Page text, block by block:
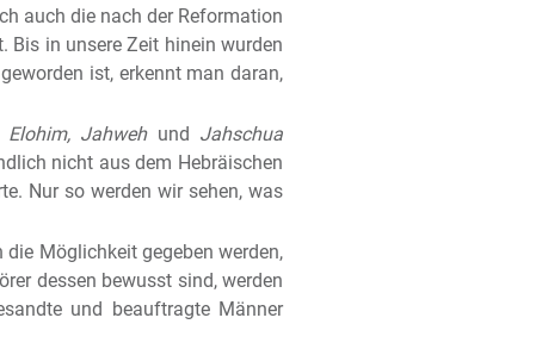
auch die nach der Reformation
Bis in unsere Zeit hinein wurden
ist, erkennt man daran,
Elohim, Jahweh und Jahschua
nicht aus dem Hebräischen
Nur so werden wir sehen, was
Möglichkeit gegeben werden,
dessen bewusst sind, werden
und beauftragte Männer